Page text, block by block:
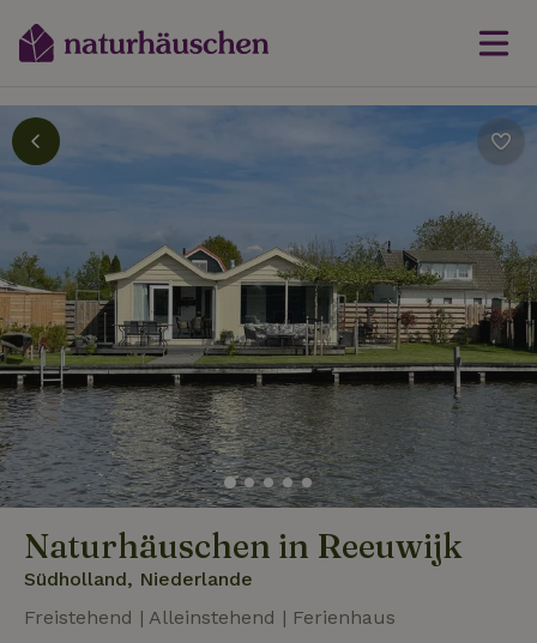
Naturhäuschen in Reeuwijk
Südholland, Niederlande
Freistehend | Alleinstehend | Ferienhaus